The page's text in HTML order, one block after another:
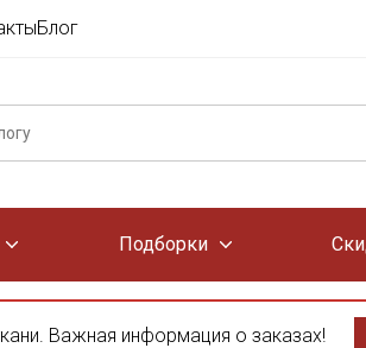
Блог
Подборки
Важная информация о заказах!